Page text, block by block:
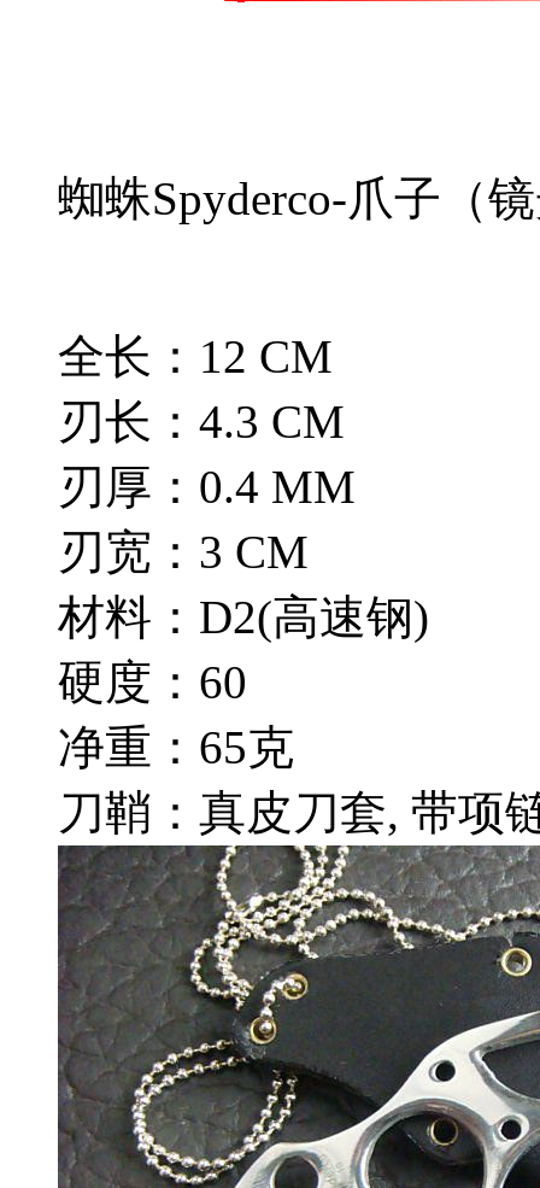
蜘蛛Spyderco-爪子（
全长：12 CM
刃长：4.3 CM
刃厚：0.4 MM
刃宽：3 CM
材料：D2(高速钢)
硬度：60
净重：65克
刀鞘：真皮刀套, 带项